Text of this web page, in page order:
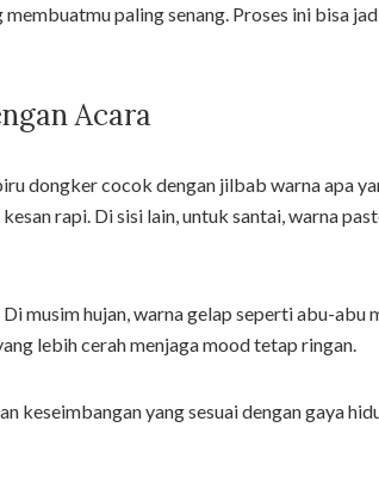
membuatmu paling senang. Proses ini bisa
Acara
dongker cocok dengan jilbab warna apa
rapi. Di sisi lain, untuk santai, warna
musim hujan, warna gelap seperti abu-abu
lebih cerah menjaga mood tetap ringan.
keseimbangan yang sesuai dengan gaya